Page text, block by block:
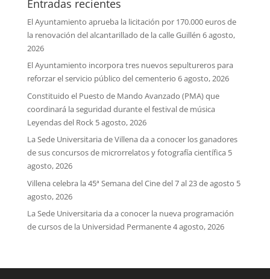
Entradas recientes
El Ayuntamiento aprueba la licitación por 170.000 euros de
la renovación del alcantarillado de la calle Guillén 6 agosto,
2026
El Ayuntamiento incorpora tres nuevos sepultureros para
reforzar el servicio público del cementerio 6 agosto, 2026
Constituido el Puesto de Mando Avanzado (PMA) que
coordinará la seguridad durante el festival de música
Leyendas del Rock 5 agosto, 2026
La Sede Universitaria de Villena da a conocer los ganadores
de sus concursos de microrrelatos y fotografía científica 5
agosto, 2026
Villena celebra la 45ª Semana del Cine del 7 al 23 de agosto 5
agosto, 2026
La Sede Universitaria da a conocer la nueva programación
de cursos de la Universidad Permanente4 agosto, 2026